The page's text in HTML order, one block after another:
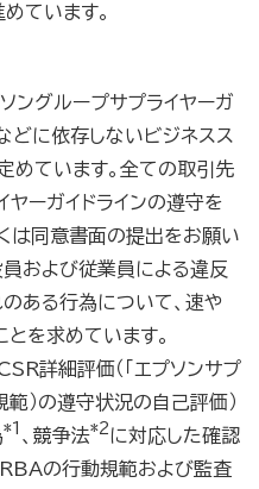
ています。
ングループサプライヤーガ
どに依存しないビジネスス
めています。全ての取引先
ーガイドラインの遵守を
は同意書面の提出をお願い
員および従業員による違反
ある行為について、速や
とを求めています。
詳細評価（「エプソンサプ
範）の遵守状況の自己評価）
*1 、競争法*2に対応した確認
の行動規範および監査